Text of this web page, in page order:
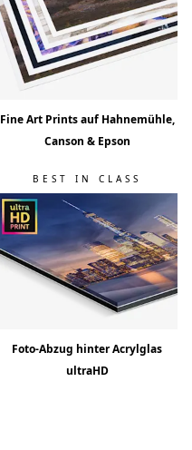
Fine Art Prints auf Hahnemühle,
Canson & Epson
BEST IN CLASS
Foto-Abzug hinter Acrylglas
ultraHD